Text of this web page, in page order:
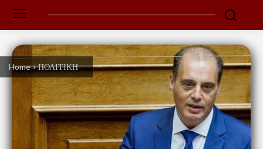
Home ΠΟΛΙΤΙΚΗ